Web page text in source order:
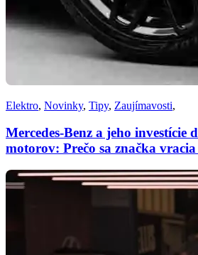
Elektro, Novinky, Tipy, Zaujímavosti,
Mercedes-Benz a jeho investície
motorov: Prečo sa značka